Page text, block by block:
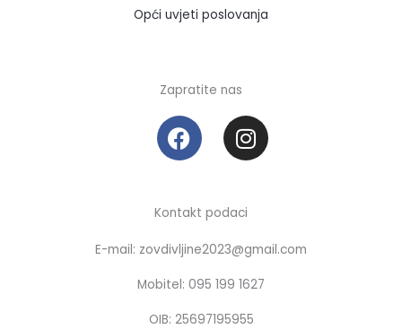
Opći uvjeti poslovanja
Zapratite nas
F
a
c
b
o
o
k
I
n
s
a
g
r
a
m
Kontakt podaci
E-mail: zovdivljine2023@gmail.com
Mobitel: 095 199 1627
OIB: 25697195955